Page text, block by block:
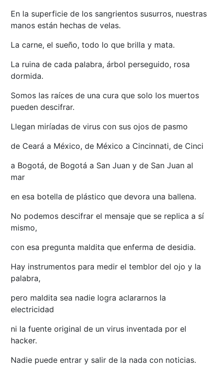
En la superficie de los sangrientos susurros, nuestras
manos están hechas de velas.
La carne, el sueño, todo lo que brilla y mata.
La ruina de cada palabra, árbol perseguido, rosa
dormida.
Somos las raíces de una cura que solo los muertos
pueden descifrar.
Llegan miríadas de virus con sus ojos de pasmo
de Ceará a México, de México a Cincinnati, de Cinci
a Bogotá, de Bogotá a San Juan y de San Juan al
mar
en esa botella de plástico que devora una ballena.
No podemos descifrar el mensaje que se replica a sí
mismo,
con esa pregunta maldita que enferma de desidia.
Hay instrumentos para medir el temblor del ojo y la
palabra,
pero maldita sea nadie logra aclararnos la
electricidad
ni la fuente original de un virus inventada por el
hacker.
Nadie puede entrar y salir de la nada con noticias.